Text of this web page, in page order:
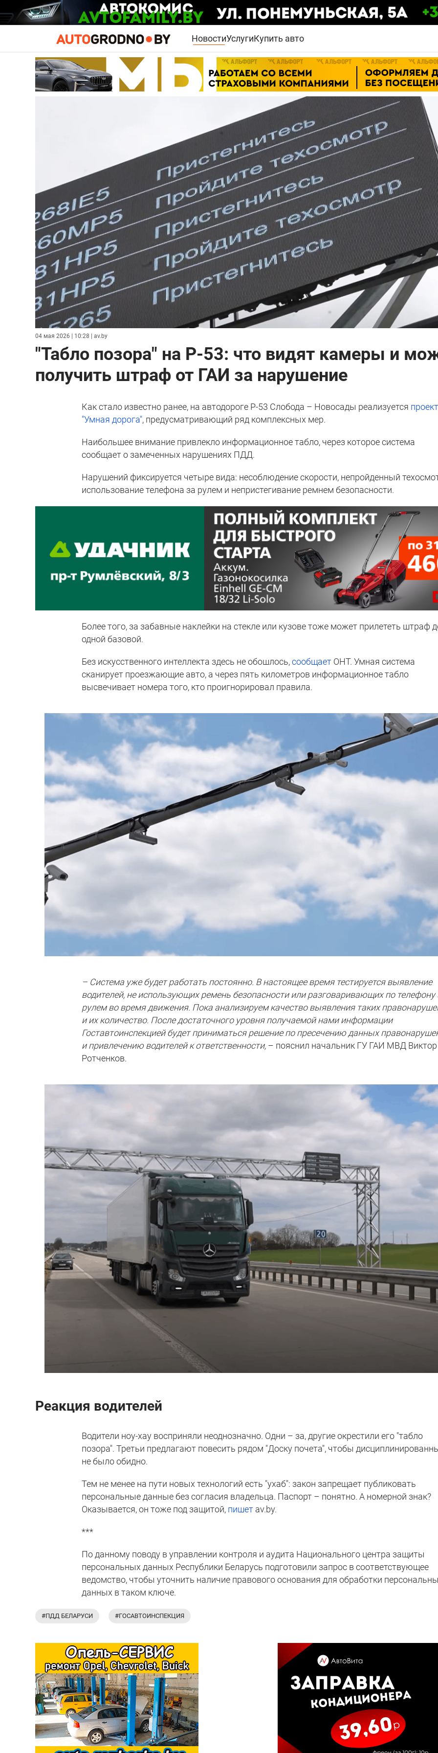
НовостиУслугиКупить авто
04 мая 2026 | 10:28 | av.by
"Табло позора" на Р-53: что видят камеры и
получить штраф от ГАИ за нарушение
Как стало известно ранее, на автодороге Р-53 Слобода – Новосады реализуется
"Умная дорога", предусматривающий ряд комплексных мер.
Наибольшее внимание привлекло информационное табло, через которое система
сообщает о замеченных нарушениях ПДД.
Нарушений фиксируется четыре вида: несоблюдение скорости, непройденный
использование телефона за рулем и непристегивание ремнем безопасности.
Более того, за забавные наклейки на стекле или кузове тоже может прилететь штраф
одной базовой.
Без искусственного интеллекта здесь не обошлось,сообщает ОНТ. Умная система
сканирует проезжающие авто, а через пять километров информационное табло
высвечивает номера того, кто проигнорировал правила.
– Система уже будет работать постоянно. В настоящее время тестируется выявление
водителей, не использующих ремень безопасности или разговаривающих по телефону
рулем во время движения. Пока анализируем качество выявления таких
и их количество. После достаточного уровня получаемой нами информации
Гоставтоинспекцией будет приниматься решение по пресечению данных
и привлечению водителей к ответственности, – пояснил начальник ГУ ГАИ МВД Виктор
Ротченков.
Реакция водителей
Водители ноу-хау восприняли неоднозначно. Одни – за, другие окрестили его "табло
позора". Третьи предлагают повесить рядом "Доску почета", чтобы
не было обидно.
Тем не менее на пути новых технологий есть "ухаб": закон запрещает публиковать
персональные данные без согласия владельца. Паспорт – понятно. А номерной знак?
Оказывается, он тоже под защитой, пишет av.by.
***
По данному поводу в управлении контроля и аудита Национального центра защиты
персональных данных Республики Беларусь подготовили запрос в соответствующее
ведомство, чтобы уточнить наличие правового основания для обработки
данных в таком ключе.
#ПДД БЕЛАРУСИ #ГОСАВТОИНСПЕКЦИЯ